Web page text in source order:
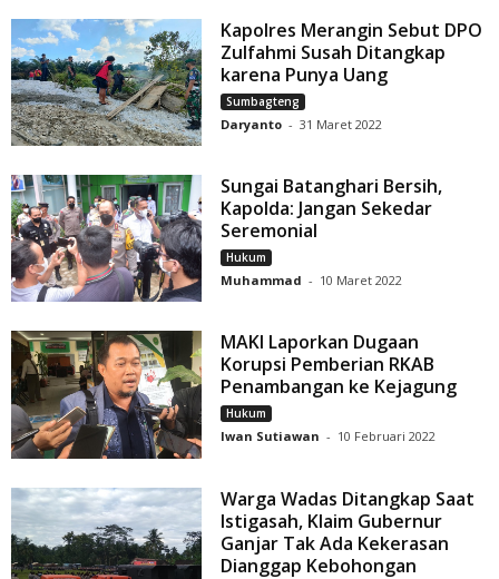
Kapolres Merangin Sebut DPO
Zulfahmi Susah Ditangkap
karena Punya Uang
Sumbagteng
Daryanto - 31 Maret 2022
Sungai Batanghari Bersih,
Kapolda: Jangan Sekedar
Seremonial
Hukum
Muhammad - 10 Maret 2022
MAKI Laporkan Dugaan
Korupsi Pemberian RKAB
Penambangan ke Kejagung
Hukum
Iwan Sutiawan - 10 Februari 2022
Warga Wadas Ditangkap Saat
Istigasah, Klaim Gubernur
Ganjar Tak Ada Kekerasan
Dianggap Kebohongan